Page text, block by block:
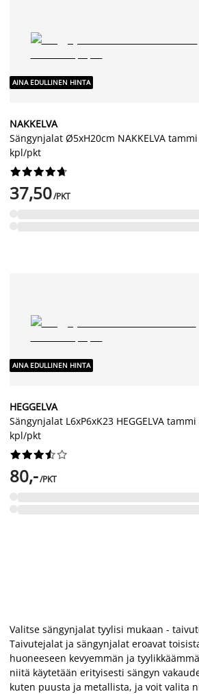
AINA EDULLINEN HINTA
NAKKELVA
Sängynjalat Ø5xH20cm NAKKELVA
kpl/pkt






37,50/PKT
AINA EDULLINEN HINTA
HEGGELVA
Sängynjalat L6xP6xK23 HEGGELVA tammi
kpl/pkt






80,-/PKT
Valitse sängynjalat tyylisi mukaan -
Taivutejalat ja sängynjalat eroavat
huoneeseen kevyemmän ja
niitä käytetään erityisesti sängyn
kuten puusta ja metallista, ja voit valita